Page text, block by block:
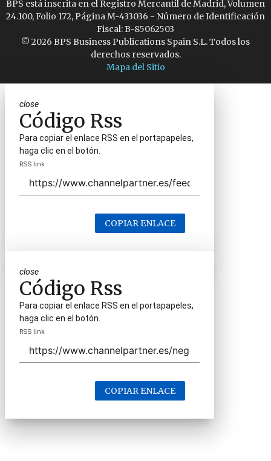
BPS está inscrita en el Registro Mercantil de Madrid, Volumen
24.100, Folio 172, Página M-433036 - Número de Identificación
Fiscal: B-85062503
© 2026 BPS Business Publications Spain S.L. Todos los
derechos reservados.
Mapa del Sitio
close
Código Rss
Para copiar el enlace RSS en el portapapeles,
haga clic en el botón.
RSS link
COPIAR ENLACE
close
Código Rss
Para copiar el enlace RSS en el portapapeles,
haga clic en el botón.
RSS link
COPIAR ENLACE